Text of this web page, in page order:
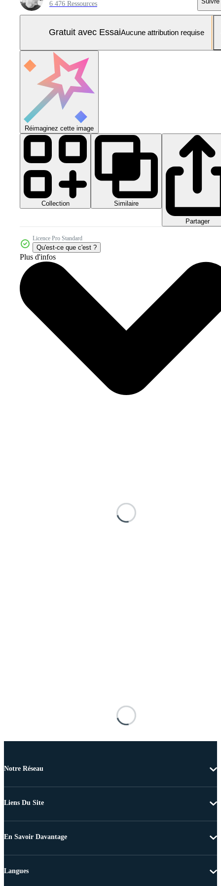
6 476 Ressources
Gratuit avec EssaiAucune attribution requise
Réimaginez cette image
Collection Similaire
Partager
Licence Pro Standard
Qu'est-ce que c'est ?
Plus d'infos
Notre Réseau
Liens Du Site
En Savoir Davantage
Langues